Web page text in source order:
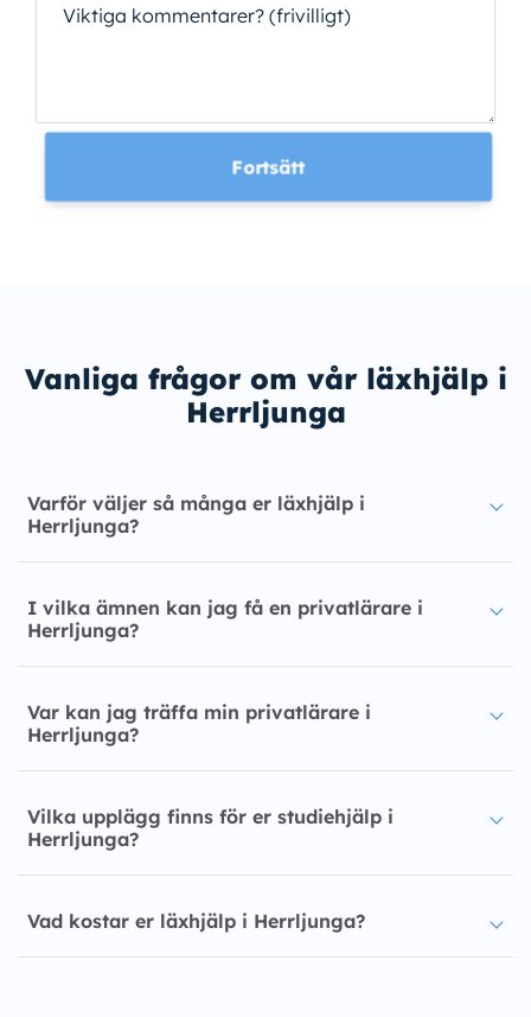
Viktiga kommentarer? (frivilligt)
Fortsätt
Vanliga frågor om vår läxhjälp i
Herrljunga
Varför väljer så många er läxhjälp i
Herrljunga?
I vilka ämnen kan jag få en privatlärare i
Herrljunga?
Var kan jag träffa min privatlärare i
Herrljunga?
Vilka upplägg finns för er studiehjälp i
Herrljunga?
Vad kostar er läxhjälp i Herrljunga?